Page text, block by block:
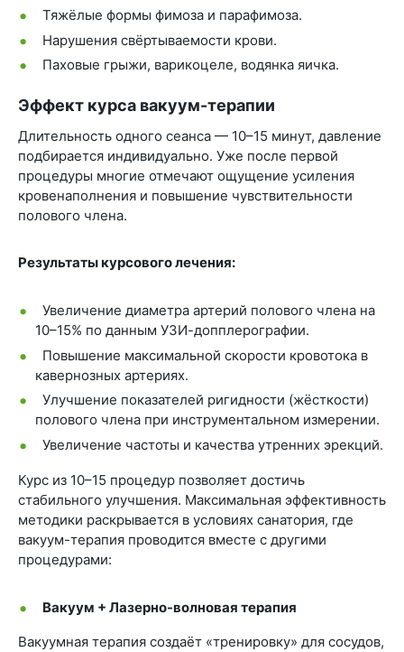
Тяжёлые формы фимоза и парафимоза.
Нарушения свёртываемости крови.
Паховые грыжи, варикоцеле, водянка яичка.
Эффект курса вакуум-терапии
Длительность одного сеанса — 10–15 минут, давление
подбирается индивидуально. Уже после первой
процедуры многие отмечают ощущение усиления
кровенаполнения и повышение чувствительности
полового члена.
Результаты курсового лечения:
Увеличение диаметра артерий полового члена на
10–15% по данным УЗИ-допплерографии.
Повышение максимальной скорости кровотока в
кавернозных артериях.
Улучшение показателей ригидности (жёсткости)
полового члена при инструментальном измерении.
Увеличение частоты и качества утренних эрекций.
Курс из 10–15 процедур позволяет достичь
стабильного улучшения. Максимальная эффективность
методики раскрывается в условиях санатория, где
вакуум-терапия проводится вместе с другими
процедурами:
Вакуум + Лазерно-волновая терапия
Вакуумная терапия создаёт «тренировку» для сосудов,